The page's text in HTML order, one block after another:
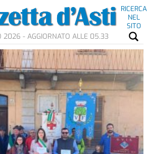
RICERCA
NEL
SITO
2026 - AGGIORNATO ALLE 05.33